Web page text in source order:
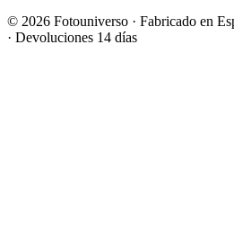
© 2026 Fotouniverso · Fabricado en
· Devoluciones 14 días